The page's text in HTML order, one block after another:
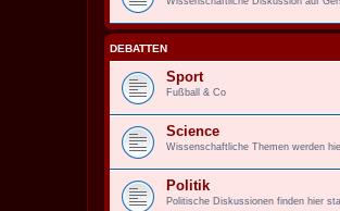
DEBATTEN
Sport
Fußball & Co
Science
Wissenschaftliche Themen werden
Politik
Politische Diskussionen finden hier